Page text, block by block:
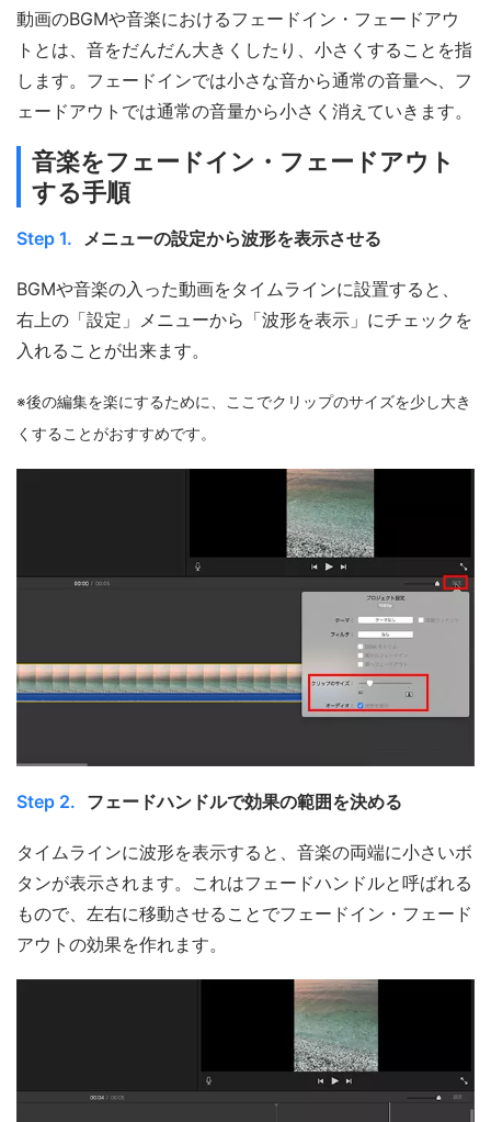
動画のBGMや音楽におけるフェードイン・フェードアウ
トとは、音をだんだん大きくしたり、小さくすることを指
します。フェードインでは小さな音から通常の音量へ、フ
ェードアウトでは通常の音量から小さく消えていきます。
音楽をフェードイン・フェードアウト
する手順
Step 1. メニューの設定から波形を表示させる
BGMや音楽の入った動画をタイムラインに設置すると、
右上の「設定」メニューから「波形を表示」にチェックを
入れることが出来ます。
※後の編集を楽にするために、ここでクリップのサイズを少し大き
くすることがおすすめです。
Step 2. フェードハンドルで効果の範囲を決める
タイムラインに波形を表示すると、音楽の両端に小さいボ
タンが表示されます。これはフェードハンドルと呼ばれる
もので、左右に移動させることでフェードイン・フェード
アウトの効果を作れます。